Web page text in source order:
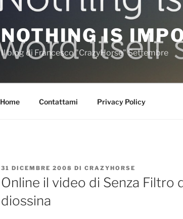
NOTHING IS
Il blog di Francesco "CrazyHorse" Settembre
Home Contattami Privacy Policy
PUBBLICATO
IL
31 DICEMBRE 2008 DI CRAZYHORSE
Online il video di Senza Filtro
diossina